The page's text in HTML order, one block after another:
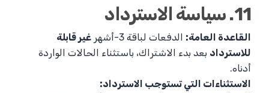
11. سياسة الاسترداد
القاعدة العامة: الدفعات لباقة 3-أشهر
غير قابلة
للاسترداد بعد بدء الاشتراك، باستثناء الحالات الواردة
أدناه.
الاستثناءات التي تستوجب الاسترداد: